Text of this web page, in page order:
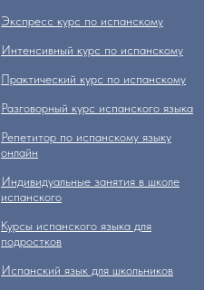
Экспресс курс по испанскому
Интенсивный курс по испанскому
Практический курс по испанскому
Разговорный курс испанского языка
Репетитор по испанскому языку
онлайн
Индивидуальные занятия в школе
испанского
Курсы испанского языка для
подростков
Испанский язык для школьников